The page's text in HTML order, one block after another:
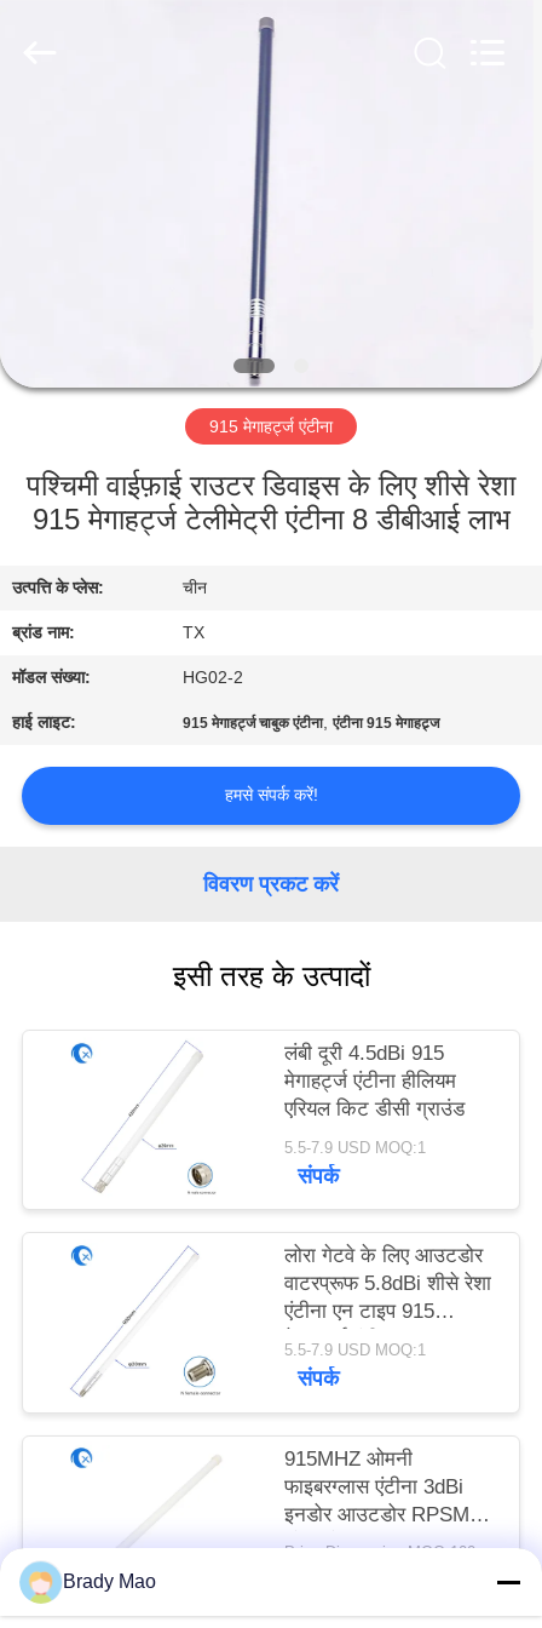
में
भ्रमण
नियंत्रण
संपर्क
करें
समाचार
साइटमैप
PRIVACY
POLICY
915 मेगाहर्ट्ज एंटीना
पश्चिमी वाईफ़ाई राउटर डिवाइस के लिए शीसे रेशा
915 मेगाहर्ट्ज टेलीमेट्री एंटीना 8 डीबीआई लाभ
उत्पत्ति के प्लेस: चीन
ब्रांड नाम: TX
मॉडल संख्या: HG02-2
हाई लाइट: 915 मेगाहर्ट्ज चाबुक एंटीना,एंटीना 915 मेगाहट्र्ज
हमसे संपर्क करें!
विवरण प्रकट करें
इसी तरह के उत्पादों
लंबी दूरी 4.5dBi 915
मेगाहर्ट्ज एंटीना हीलियम
एरियल किट डीसी ग्राउंड
5.5-7.9 USD MOQ:1
संपर्क
लोरा गेटवे के लिए आउटडोर
वाटरप्रूफ 5.8dBi शीसे रेशा
एंटीना एन टाइप 915
मेगाहर्ट्ज एंटीना;
5.5-7.9 USD MOQ:1
संपर्क
915MHZ ओमनी
फाइबरग्लास एंटीना 3dBi
इनडोर आउटडोर RPSMA
लोरा लोरावन एंटीना
Price Discussion MOQ:100PCS
Brady Mao